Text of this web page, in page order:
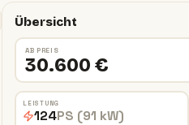
Übersicht
AB PREIS
30.600 €
LEISTUNG
124PS (91 kW)